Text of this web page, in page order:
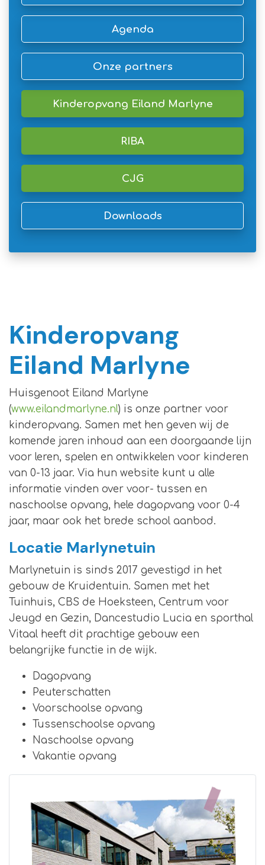
Agenda
Onze partners
Kinderopvang Eiland Marlyne
RIBA
CJG
Downloads
Kinderopvang
Eiland Marlyne
Huisgenoot Eiland Marlyne
(www.eilandmarlyne.nl) is onze partner voor
kinderopvang. Samen met hen geven wij de
komende jaren inhoud aan een doorgaande lijn
voor leren, spelen en ontwikkelen voor kinderen
van 0-13 jaar. Via hun website kunt u alle
informatie vinden over voor- tussen en
naschoolse opvang, hele dagopvang voor 0-4
jaar, maar ook het brede school aanbod.
Locatie Marlynetuin
Marlynetuin is sinds 2017 gevestigd in het
gebouw de Kruidentuin. Samen met het
Tuinhuis, CBS de Hoeksteen, Centrum voor
Jeugd en Gezin, Dancestudio Lucia en sporthal
Vitaal heeft dit prachtige gebouw een
belangrijke functie in de wijk.
Dagopvang
Peuterschatten
Voorschoolse opvang
Tussenschoolse opvang
Naschoolse opvang
Vakantie opvang